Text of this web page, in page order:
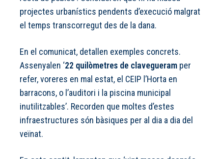
projectes urbanístics pendents d’execució malgrat
el temps transcorregut des de la dana.
En el comunicat, detallen exemples concrets.
Assenyalen ‘22 quilòmetres de clavegueram per
refer, voreres en mal estat, el CEIP l’Horta en
barracons, o l’auditori i la piscina municipal
inutilitzables’. Recorden que moltes d’estes
infraestructures són bàsiques per al dia a dia del
veïnat.